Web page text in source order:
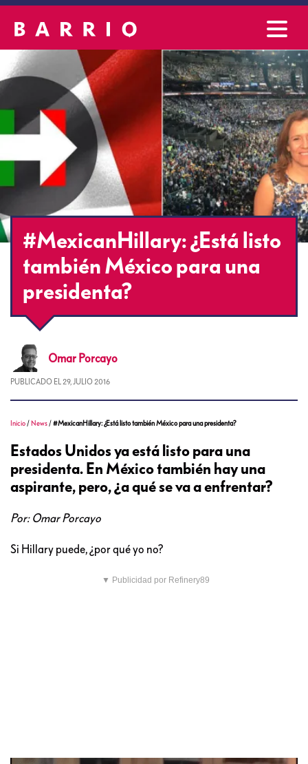
#MexicanHillary: ¿Está listo
también México para una
presidenta?
Omar Porcayo
PUBLICADO EL 29, JULIO 2016
Inicio / News /#MexicanHillary: ¿Está listo también México para una presidenta?
Estados Unidos ya está listo para una
presidenta. En México también hay una
aspirante, pero, ¿a qué se va a enfrentar?
Por: Omar Porcayo
Si Hillary puede, ¿por qué yo no?
▼ Publicidad por Refinery89